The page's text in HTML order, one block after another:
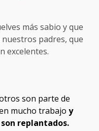
más sabio y que
padres, que
excelentes.
son parte de
mucho trabajo y
replantados.